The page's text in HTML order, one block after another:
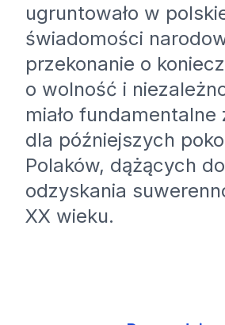
ugruntowało w
świadomości
przekonanie o
o wolność i
miało fundamentalne
dla późniejszych
Polaków, dążących do
odzyskania
XX wieku.